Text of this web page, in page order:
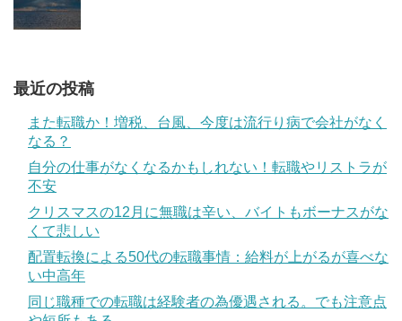
最近の投稿
また転職か！増税、台風、今度は流行り病で会社がなく
なる？
自分の仕事がなくなるかもしれない！転職やリストラが
不安
クリスマスの12月に無職は辛い、バイトもボーナスがな
くて悲しい
配置転換による50代の転職事情：給料が上がるが喜べな
い中高年
同じ職種での転職は経験者の為優遇される。でも注意点